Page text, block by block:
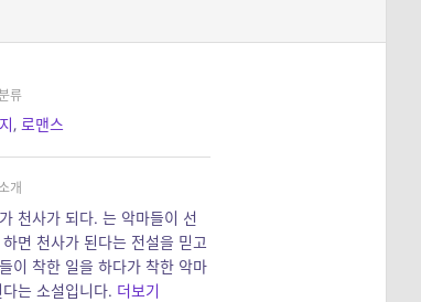
류
, 로맨스
개
천사가 되다. 는 악마들이 선
면 천사가 된다는 전설을 믿고
이 착한 일을 하다가 착한 악마
는 소설입니다. 더보기